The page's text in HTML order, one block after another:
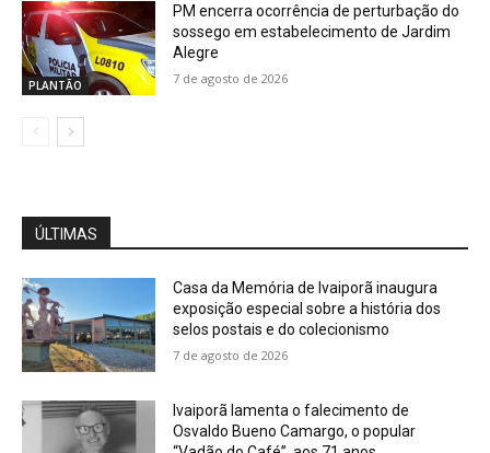
PLANTÃO
PM encerra ocorrência de perturbação do
sossego em estabelecimento de Jardim
Alegre
7 de agosto de 2026
ÚLTIMAS
Casa da Memória de Ivaiporã inaugura
exposição especial sobre a história dos
selos postais e do colecionismo
7 de agosto de 2026
Ivaiporã lamenta o falecimento de
Osvaldo Bueno Camargo, o popular